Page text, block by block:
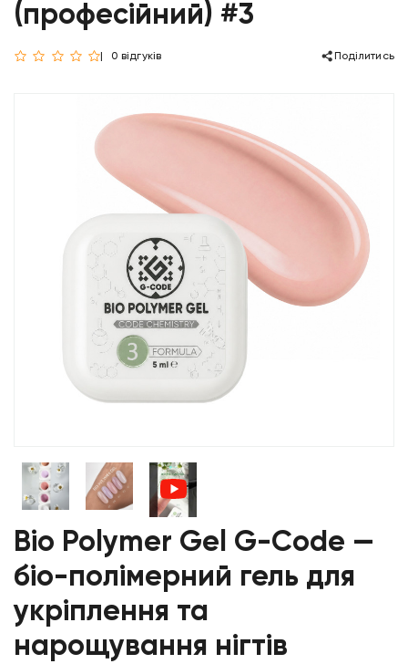
(професійний) #3
0 відгуків Поділитись
Bio Polymer Gel G-Code —
біо-полімерний гель для
укріплення та
нарощування нігтів